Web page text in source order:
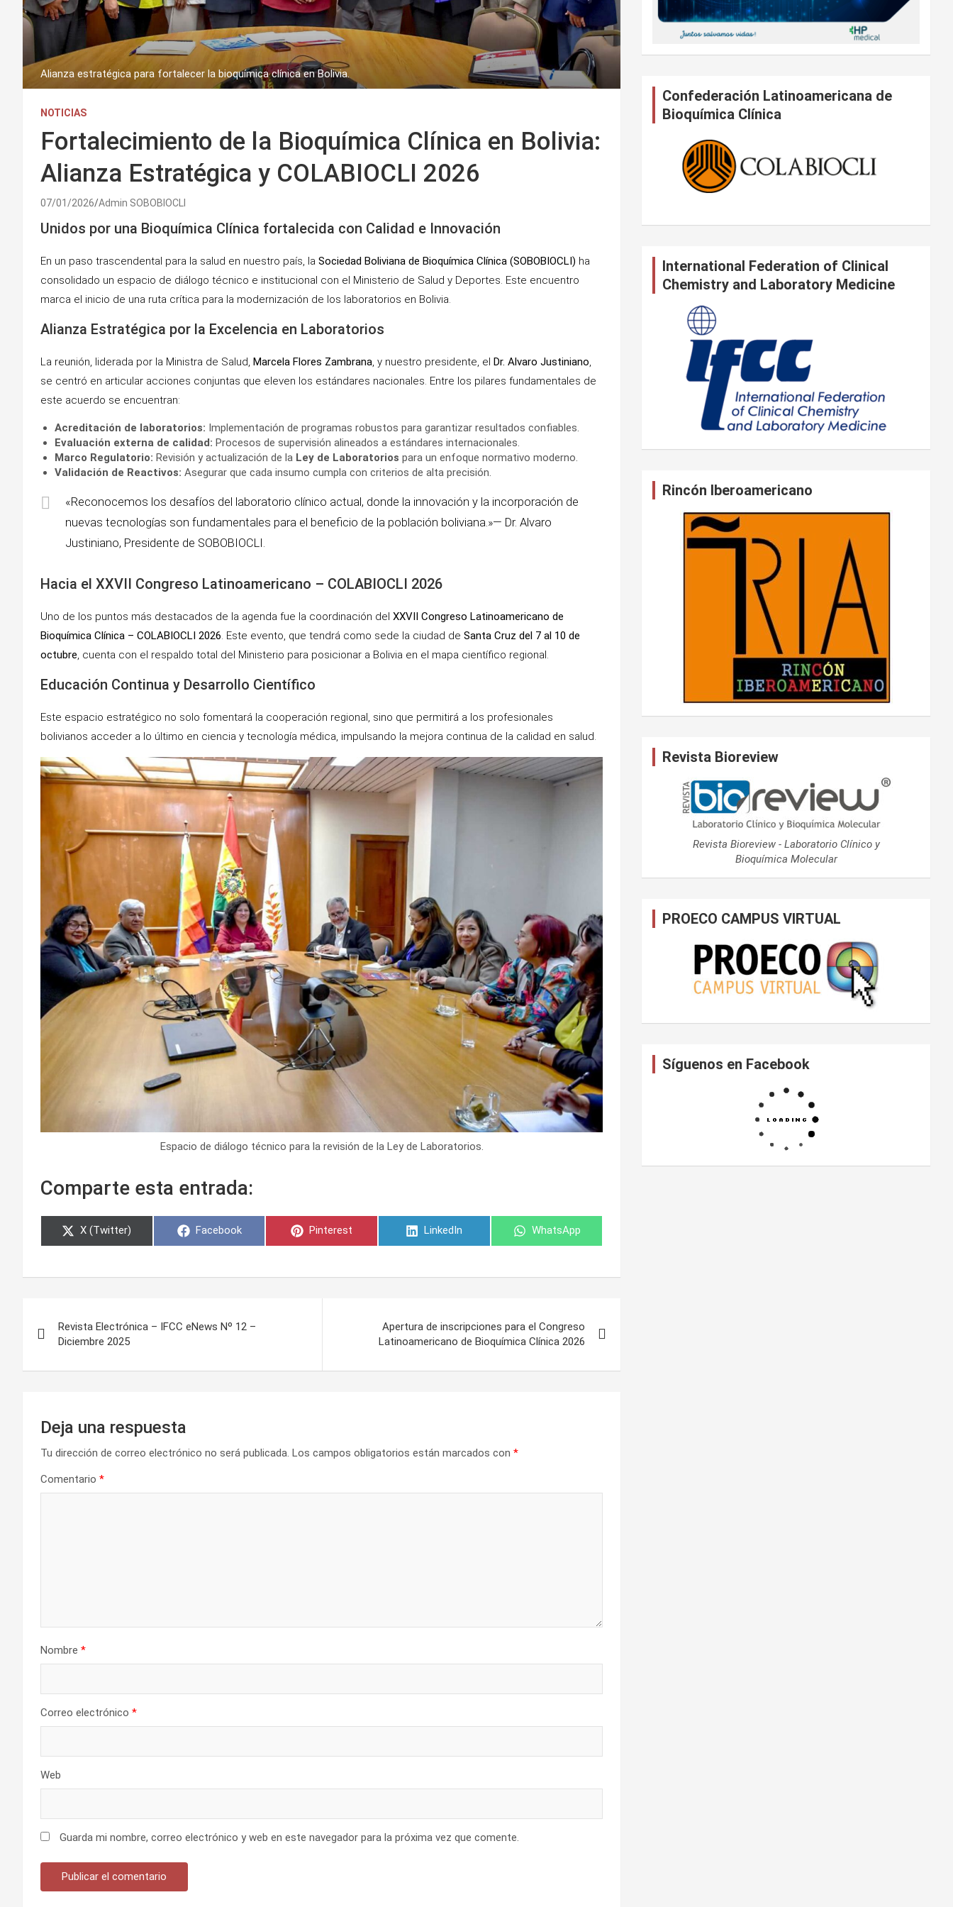
Alianza estratégica para fortalecer la bioquímica clínica en Bolivia.
NOTICIAS
Fortalecimiento de la Bioquímica Clínica en Bolivia:
Alianza Estratégica y COLABIOCLI 2026
07/01/2026 Admin SOBOBIOCLI
Unidos por una Bioquímica Clínica fortalecida con Calidad e Innovación
En un paso trascendental para la salud en nuestro país, la Sociedad Boliviana de Bioquímica Clínica (SOBOBIOCLI) ha
consolidado un espacio de diálogo técnico e institucional con el Ministerio de Salud y Deportes. Este encuentro
marca el inicio de una ruta crítica para la modernización de los laboratorios en Bolivia.
Alianza Estratégica por la Excelencia en Laboratorios
La reunión, liderada por la Ministra de Salud, Marcela Flores Zambrana, y nuestro presidente, el Dr. Alvaro Justiniano,
se centró en articular acciones conjuntas que eleven los estándares nacionales. Entre los pilares fundamentales de
este acuerdo se encuentran:
Acreditación de laboratorios: Implementación de programas robustos para garantizar resultados confiables.
Evaluación externa de calidad: Procesos de supervisión alineados a estándares internacionales.
Marco Regulatorio: Revisión y actualización de la Ley de Laboratorios para un enfoque normativo moderno.
Validación de Reactivos: Asegurar que cada insumo cumpla con criterios de alta precisión.
«Reconocemos los desafíos del laboratorio clínico actual, donde la innovación y la incorporación de
nuevas tecnologías son fundamentales para el beneficio de la población boliviana.»— Dr. Alvaro
Justiniano, Presidente de SOBOBIOCLI.
Hacia el XXVII Congreso Latinoamericano – COLABIOCLI 2026
Uno de los puntos más destacados de la agenda fue la coordinación del XXVII Congreso Latinoamericano de
Bioquímica Clínica – COLABIOCLI 2026. Este evento, que tendrá como sede la ciudad de Santa Cruz del 7 al 10 de
octubre, cuenta con el respaldo total del Ministerio para posicionar a Bolivia en el mapa científico regional.
Educación Continua y Desarrollo Científico
Este espacio estratégico no solo fomentará la cooperación regional, sino que permitirá a los profesionales
bolivianos acceder a lo último en ciencia y tecnología médica, impulsando la mejora continua de la calidad en salud.
Espacio de diálogo técnico para la revisión de la Ley de Laboratorios.
Comparte esta entrada:
Compartir
X (Twitter)
Compartir
Facebook
Compartir
Pinterest
Compartir
LinkedIn
Compartir
WhatsApp
de
entradas
Revista Electrónica – IFCC eNews Nº 12 –
Diciembre 2025
Apertura de inscripciones para el Congreso
Latinoamericano de Bioquímica Clínica 2026
Deja una respuesta
Tu dirección de correo electrónico no será publicada. Los campos obligatorios están marcados con *
Comentario *
Nombre *
Correo electrónico *
Web
Guarda mi nombre, correo electrónico y web en este navegador para la próxima vez que comente.
Confederación Latinoamericana de
Bioquímica Clínica
International Federation of Clinical
Chemistry and Laboratory Medicine
Rincón Iberoamericano
Revista Bioreview
Revista Bioreview - Laboratorio Clínico y
Bioquímica Molecular
PROECO CAMPUS VIRTUAL
Síguenos en Facebook